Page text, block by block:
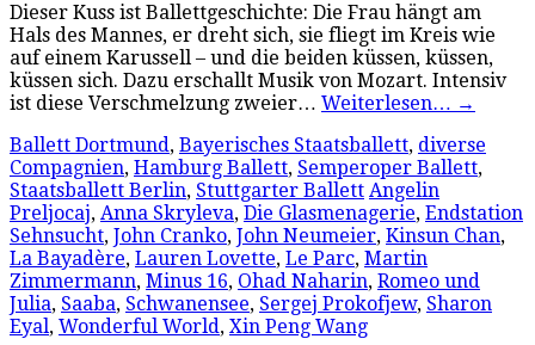
Dieser Kuss ist Ballettgeschichte: Die Frau hängt am
Hals des Mannes, er dreht sich, sie fliegt im Kreis wie
auf einem Karussell – und die beiden küssen, küssen,
küssen sich. Dazu erschallt Musik von Mozart. Intensiv
ist diese Verschmelzung zweier… Weiterlesen… →
Ballett Dortmund, Bayerisches Staatsballett, diverse
Compagnien, Hamburg Ballett, Semperoper Ballett,
Staatsballett Berlin, Stuttgarter Ballett Angelin
Preljocaj, Anna Skryleva, Die Glasmenagerie, Endstation
Sehnsucht, John Cranko, John Neumeier, Kinsun Chan,
La Bayadère, Lauren Lovette, Le Parc, Martin
Zimmermann, Minus 16, Ohad Naharin, Romeo und
Julia, Saaba, Schwanensee, Sergej Prokofjew, Sharon
Eyal, Wonderful World, Xin Peng Wang